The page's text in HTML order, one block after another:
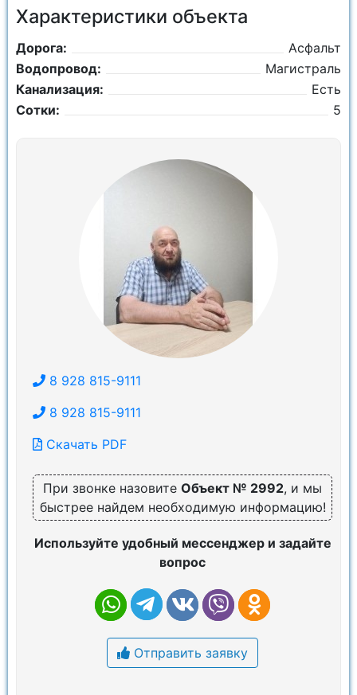
Характеристики объекта
Дорога:
Асфальт
Водопровод:
Магистраль
Канализация:
Есть
Сотки:
5
8 928 815-9111
8 928 815-9111
Скачать PDF
При звонке назовите Объект № 2992, и мы
быстрее найдем необходимую информацию!
Используйте удобный мессенджер и задайте
вопрос
Отправить заявку